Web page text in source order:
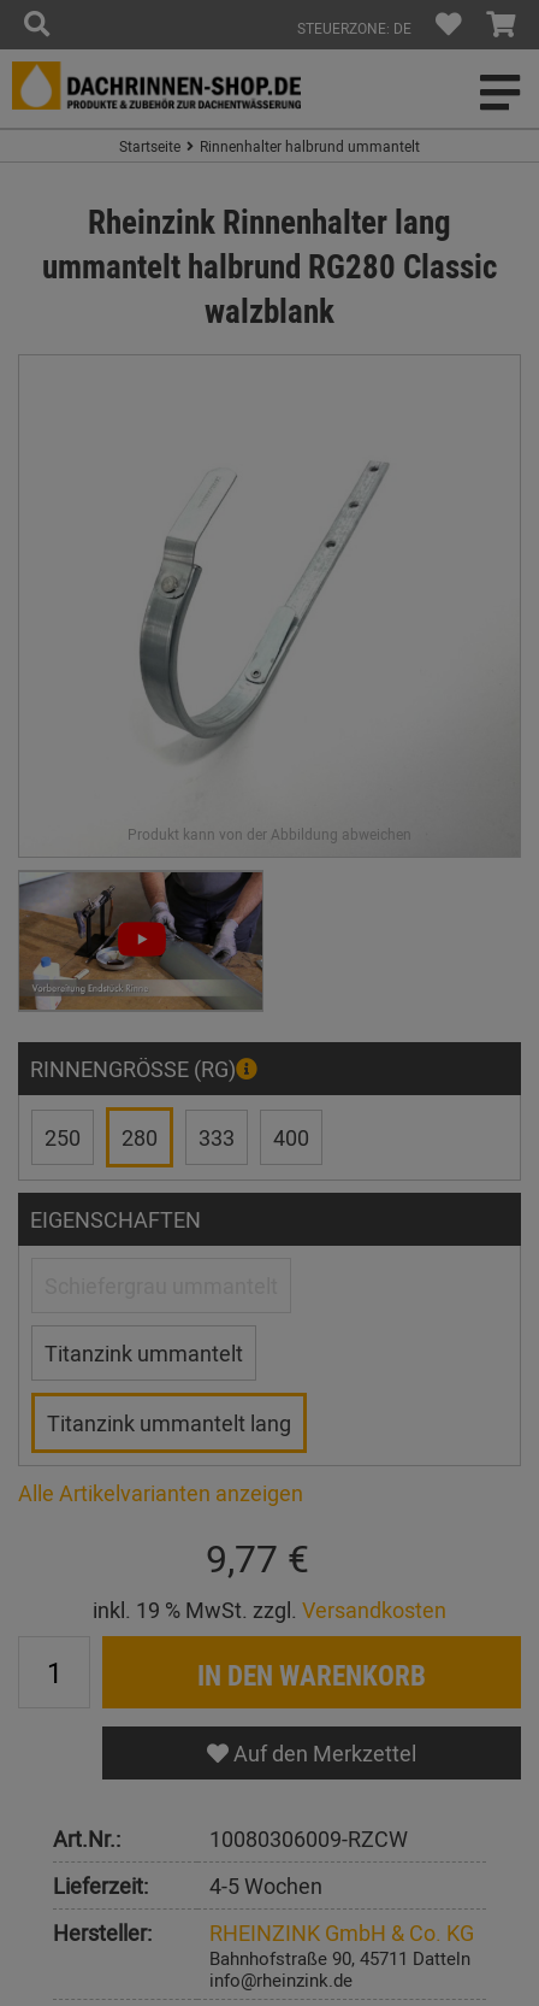
STEUERZONE: DE
Startseite Rinnenhalter halbrund ummantelt
Rheinzink Rinnenhalter lang
ummantelt halbrund RG280 Classic
walzblank
RINNENGRÖSSE (RG)
250 280 333 400
EIGENSCHAFTEN
Titanzink ummantelt
Titanzink ummantelt lang
Alle Artikelvarianten anzeigen
9,77 €
inkl. 19 % MwSt. zzgl. Versandkosten
IN DEN WARENKORB
Auf den Merkzettel
Art.Nr.:
10080306009-RZCW
Lieferzeit:
4-5 Wochen
Hersteller:
RHEINZINK GmbH & Co. KG
Bahnhofstraße 90, 45711 Datteln
info@rheinzink.de